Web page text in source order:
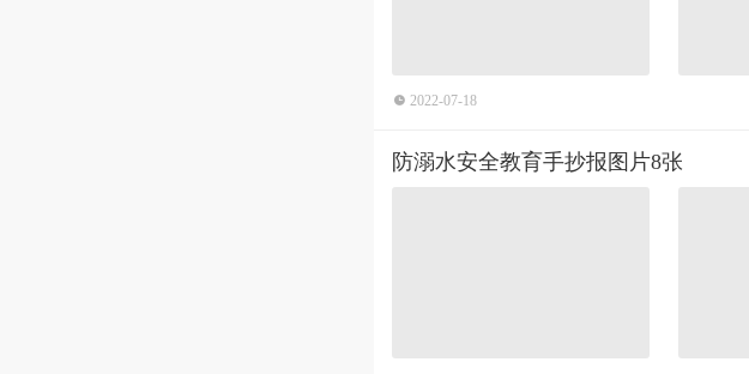
2022-07-18
防溺水安全教育手抄报图片8张